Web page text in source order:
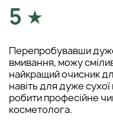
5
Перепробувавши
вмивання, можу
найкращий очисник
навіть для дуже
робити професійне
косметолога.